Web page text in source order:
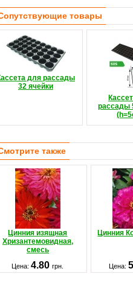
товары
для рассады
32 ячейки
рассады
также
Цинния изящная
Хризантемовидная,
смесь
Цинния
Цена:4.80грн. Цена: